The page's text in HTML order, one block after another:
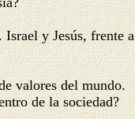
y Jesús, frente a
valores del mundo.
de la sociedad?